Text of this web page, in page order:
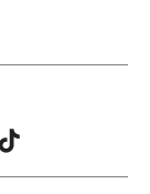
TikTok